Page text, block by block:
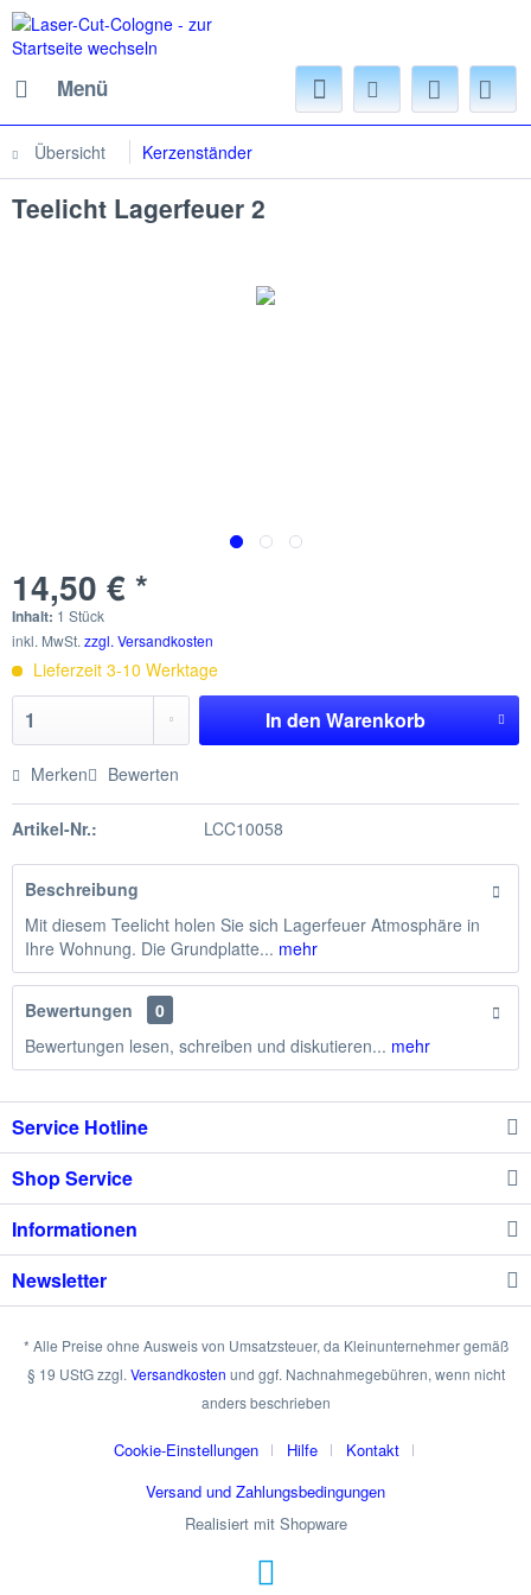
Menü
Übersicht Kerzenständer
Teelicht Lagerfeuer 2
14,50 € *
Inhalt: 1 Stück
inkl. MwSt. zzgl. Versandkosten
Lieferzeit 3-10 Werktage
In den Warenkorb
Merken Bewerten
Artikel-Nr.: LCC10058
Beschreibung
Mit diesem Teelicht holen Sie sich Lagerfeuer Atmosphäre in
Ihre Wohnung. Die Grundplatte... mehr
Bewertungen
0
Bewertungen lesen, schreiben und diskutieren... mehr
Service Hotline
Shop Service
Informationen
Newsletter
* Alle Preise ohne Ausweis von Umsatzsteuer, da Kleinunternehmer gemäß
§ 19 UStG zzgl. Versandkosten und ggf. Nachnahmegebühren, wenn nicht
anders beschrieben
Cookie-Einstellungen Hilfe
Kontakt
Versand und Zahlungsbedingungen
Realisiert mit Shopware